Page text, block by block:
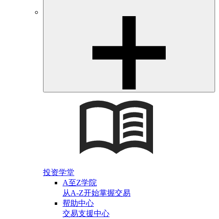
投资学堂
A至Z学院
从A-Z开始掌握交易
帮助中心
交易支援中心